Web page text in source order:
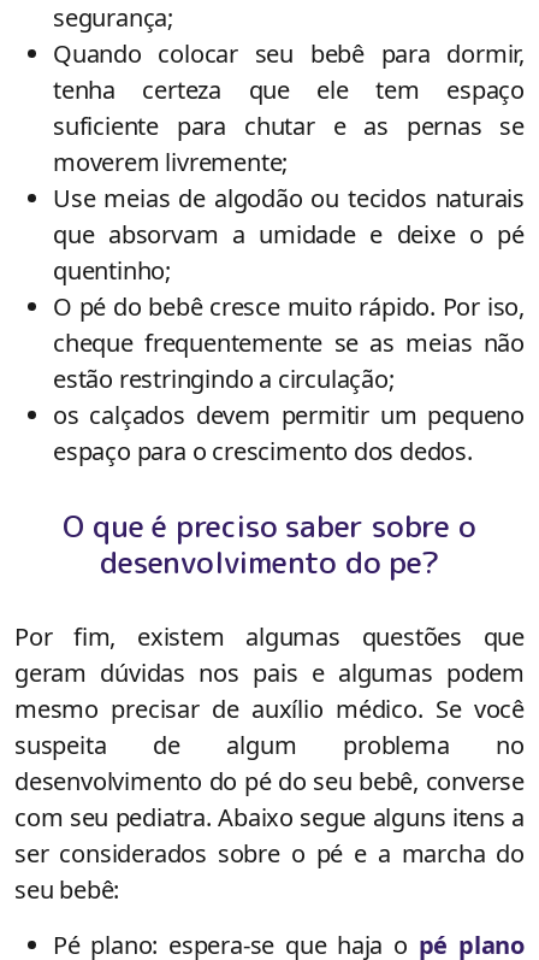
segurança;
Quando colocar seu bebê para dormir,
tenha certeza que ele tem espaço
suficiente para chutar e as pernas se
moverem livremente;
Use meias de algodão ou tecidos naturais
que absorvam a umidade e deixe o pé
quentinho;
O pé do bebê cresce muito rápido. Por iso,
cheque frequentemente se as meias não
estão restringindo a circulação;
os calçados devem permitir um pequeno
espaço para o crescimento dos dedos.
O que é preciso saber sobre o
desenvolvimento do pe?
Por fim, existem algumas questões que
geram dúvidas nos pais e algumas podem
mesmo precisar de auxílio médico. Se você
suspeita de algum problema no
desenvolvimento do pé do seu bebê, converse
com seu pediatra. Abaixo segue alguns itens a
ser considerados sobre o pé e a marcha do
seu bebê:
Pé plano: espera-se que haja o pé plano